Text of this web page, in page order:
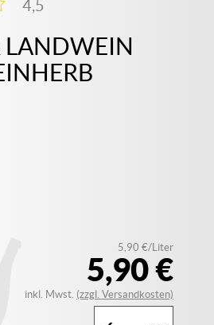
LANDWEIN
4,5
5,90 €
5,90 €/Liter
inkl. Mwst. (zzgl. Versandkosten)